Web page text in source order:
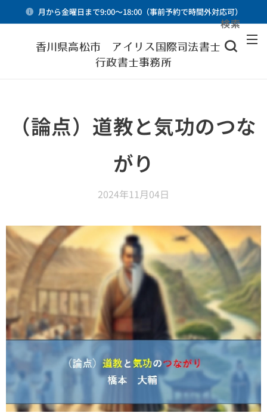
月から金曜日まで9:00～18:00（事前予約で時間外対応可）
香川県高松市 アイリス国際司法書士・
行政書士事務所
検索
（論点）道教と気功のつな
がり
2024年11月04日